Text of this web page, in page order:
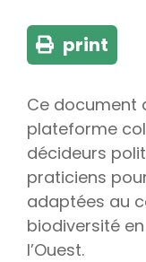
print
Ce document
plateforme
décideurs
praticiens
adaptées au
biodiversité
l’Ouest.